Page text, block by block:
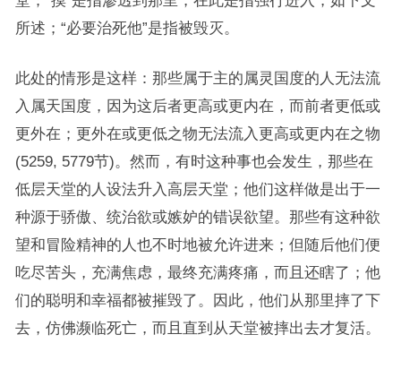
所述；“必要治死他”是指被毁灭。
此处的情形是这样：那些属于主的属灵国度的人无法流
入属天国度，因为这后者更高或更内在，而前者更低或
更外在；更外在或更低之物无法流入更高或更内在之物
(5259, 5779节)。然而，有时这种事也会发生，那些在
低层天堂的人设法升入高层天堂；他们这样做是出于一
种源于骄傲、统治欲或嫉妒的错误欲望。那些有这种欲
望和冒险精神的人也不时地被允许进来；但随后他们便
吃尽苦头，充满焦虑，最终充满疼痛，而且还瞎了；他
们的聪明和幸福都被摧毁了。因此，他们从那里摔了下
去，仿佛濒临死亡，而且直到从天堂被摔出去才复活。